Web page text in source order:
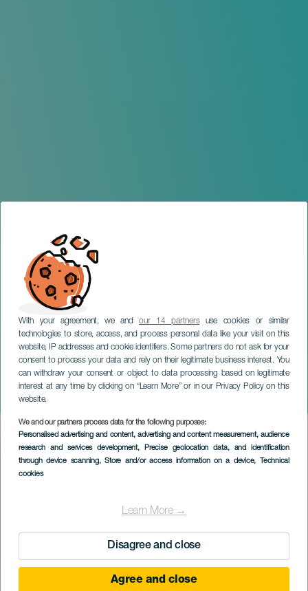
With your agreement, we andour 14 partnersuse cookies or similar
technologies to store, access, and process personal data like your visit on this
website, IP addresses and cookie identifiers. Some partners do not ask for your
consent to process your data and rely on their legitimate business interest. You
can withdraw your consent or object to data processing based on legitimate
interest at any time by clicking on “Learn More” or in our Privacy Policy on this
website.
We and our partners process data for the following purposes:
Personalised advertising and content, advertising and content measurement, audience
research and services development, Precise geolocation data, and identification
through device scanning, Store and/or access information on a device, Technical
cookies
Learn More →
Disagree and close
Agree and close
Pellegrinaggio di Fatima
nella valle di San Lorenzo
TENERIFE
Imagen
Listado